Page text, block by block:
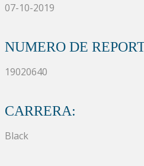
07-10-2019
NUMERO DE
19020640
CARRERA:
Black